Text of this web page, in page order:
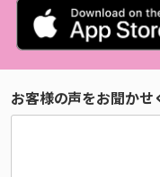
お客様の声をお聞かせ